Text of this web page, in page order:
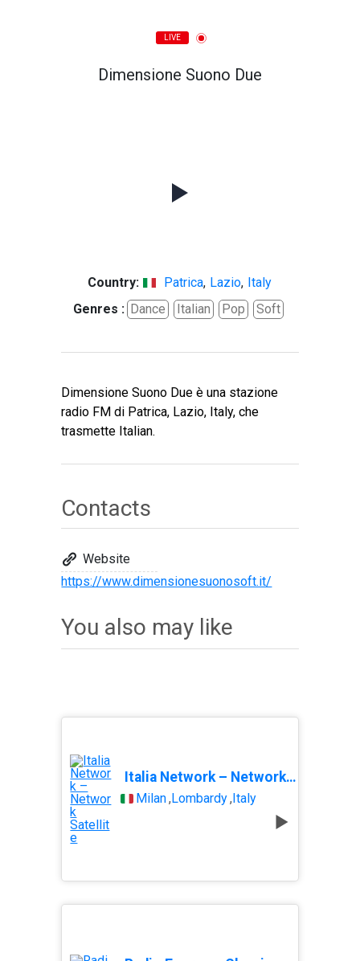
LIVE
Dimensione Suono Due
Country: Patrica, Lazio, Italy
Genres : Dance Italian Pop Soft
Dimensione Suono Due è una stazione
radio FM di Patrica, Lazio, Italy, che
trasmette Italian.
Contacts
Website
https://www.dimensionesuonosoft.it/
You also may like
Italia Network – Network Satellite
Milan,Lombardy, Italy